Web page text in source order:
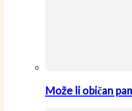
Može li običan